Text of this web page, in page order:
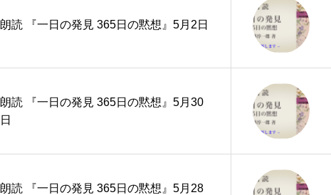
朗読 『一日の発見 365日の黙想』5月2日
朗読 『一日の発見 365日の黙想』5月30
日
朗読 『一日の発見 365日の黙想』5月28